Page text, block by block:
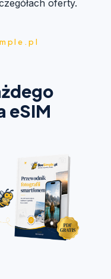
oferty.
eSIM